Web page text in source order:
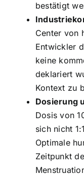
bestätigt
Center von
Entwickler
keine
deklariert
Kontext zu
Dosierung
Dosis von
sich nicht
Optimale
Zeitpunkt